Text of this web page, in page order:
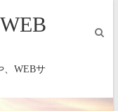
、WEBサ